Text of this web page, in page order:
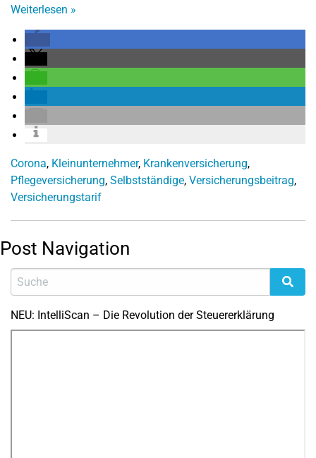
Weiterlesen »
Corona, Kleinunternehmer, Krankenversicherung,
Pflegeversicherung, Selbstständige, Versicherungsbeitrag,
Versicherungstarif
Post Navigation
NEU: IntelliScan – Die Revolution der Steuererklärung